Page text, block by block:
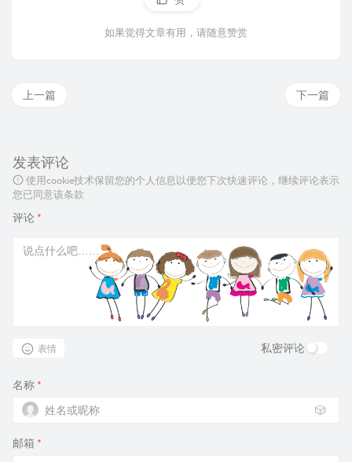
如果觉得文章有用，请随意赞赏
下一篇
上一篇
发表评论
使用cookie技术保留您的个人信息以便您下次快速评论，继续评论表示
您已同意该条款
评论 *
表情 私密评论
名称 *
🎲
邮箱 *